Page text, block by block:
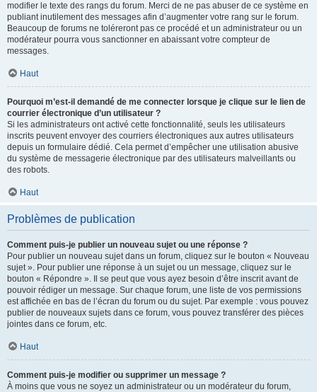
modifier le texte des rangs du forum. Merci de ne pas abuser de ce système en
publiant inutilement des messages afin d’augmenter votre rang sur le forum.
Beaucoup de forums ne toléreront pas ce procédé et un administrateur ou un
modérateur pourra vous sanctionner en abaissant votre compteur de
messages.
Haut
Pourquoi m’est-il demandé de me connecter lorsque je clique sur le lien de
courrier électronique d’un utilisateur ?
Si les administrateurs ont activé cette fonctionnalité, seuls les utilisateurs
inscrits peuvent envoyer des courriers électroniques aux autres utilisateurs
depuis un formulaire dédié. Cela permet d’empêcher une utilisation abusive
du système de messagerie électronique par des utilisateurs malveillants ou
des robots.
Haut
Problèmes de publication
Comment puis-je publier un nouveau sujet ou une réponse ?
Pour publier un nouveau sujet dans un forum, cliquez sur le bouton « Nouveau
sujet ». Pour publier une réponse à un sujet ou un message, cliquez sur le
bouton « Répondre ». Il se peut que vous ayez besoin d’être inscrit avant de
pouvoir rédiger un message. Sur chaque forum, une liste de vos permissions
est affichée en bas de l’écran du forum ou du sujet. Par exemple : vous pouvez
publier de nouveaux sujets dans ce forum, vous pouvez transférer des pièces
jointes dans ce forum, etc.
Haut
Comment puis-je modifier ou supprimer un message ?
À moins que vous ne soyez un administrateur ou un modérateur du forum,